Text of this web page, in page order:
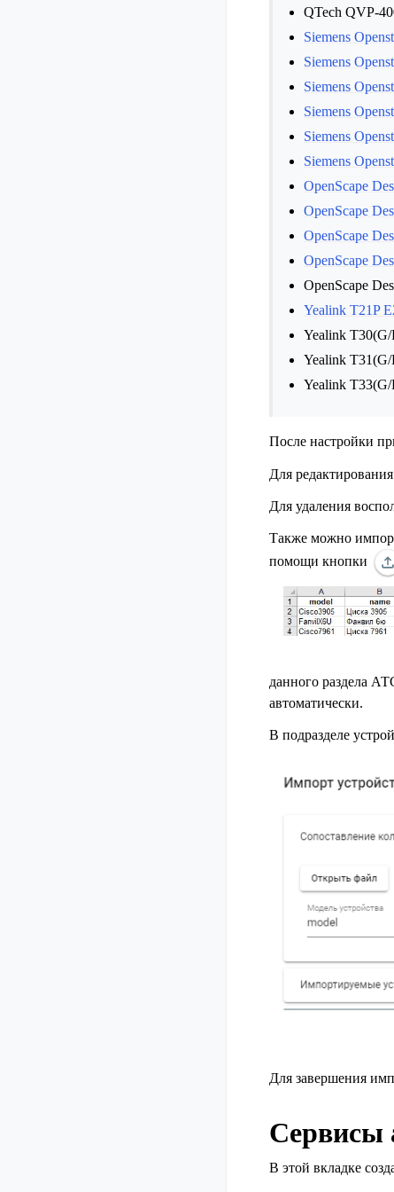
QTech QVP-
Siemens
Siemens
Siemens
Siemens
Siemens
Siemens
OpenScape
OpenScape
OpenScape
OpenScape
OpenScape
Yealink T21P
Yealink T30(G/
Yealink T31(G/
Yealink T33(G/
После настройки
Для
Для удаления
Также можно
помощи кнопки
данного раздела
автоматически.
В подразделе
Для завершения
Сервисы
В этой вкладке